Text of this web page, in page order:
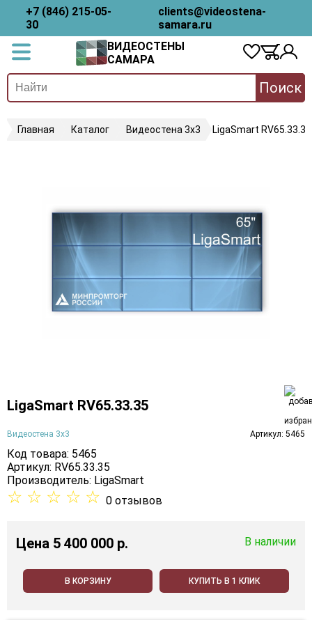
+7 (846) 215-05-
30
clients@videostena-
samara.ru
ВИДЕОСТЕНЫ
САМАРА
Поиск
Главная Каталог Видеостена 3х3 LigaSmart RV65.33.35
LigaSmart RV65.33.35
Видеостена 3х3 Артикул: 5465
Код товара: 5465
Артикул: RV65.33.35
Производитель: LigaSmart
☆ ☆ ☆ ☆ ☆ 0 отзывов
Цена 5 400 000 p. В наличии
В КОРЗИНУ КУПИТЬ В 1 КЛИК